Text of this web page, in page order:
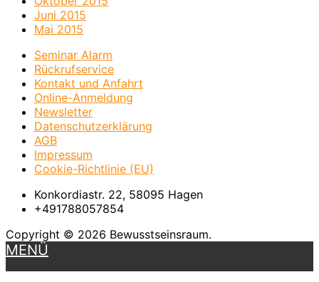
Juni 2015
Mai 2015
Seminar Alarm
Rückrufservice
Kontakt und Anfahrt
Online-Anmeldung
Newsletter
Datenschutzerklärung
AGB
Impressum
Cookie-Richtlinie (EU)
Konkordiastr. 22, 58095 Hagen
+491788057854
Copyright © 2026 Bewusstseinsraum.
MENÜ